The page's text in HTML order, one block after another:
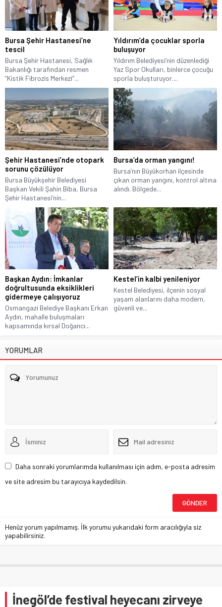
Bursa Şehir Hastanesi’ne
tescil
Bursa Şehir Hastanesi, Sağlık
Bakanlığı tarafından resmen
“Kistik Fibrozis Merkezi”...
Yıldırım’da çocuklar sporla
buluşuyor
Yıldırım Belediyesi’nin düzenlediği
Yaz Spor Okulları, binlerce çocuğu
sporla buluşturuyor....
Şehir Hastanesi’nde otopark
sorunu çözülüyor
Bursa Büyükşehir Belediyesi
Başkan Vekili Şahin Biba, Bursa
Şehir Hastanesi’nin...
Bursa’da orman yangını!
Bursa’nın Büyükorhan ilçesinde
çıkan orman yangını, kontrol altına
alındı. Bölgede...
Başkan Aydın: İmkanlar
doğrultusunda eksiklikleri
gidermeye çalışıyoruz
Osmangazi Belediye Başkanı Erkan
Aydın, mahalle buluşmaları
kapsamında kırsal Doğancı...
Kestel’in kalbi yenileniyor
Kestel Belediyesi, ilçenin sosyal
yaşam alanlarını daha modern,
güvenli ve...
YORUMLAR
Daha sonraki yorumlarımda kullanılması için adım, e-posta adresim
ve site adresim bu tarayıcıya kaydedilsin.
Henüz yorum yapılmamış. İlk yorumu yukarıdaki form aracılığıyla siz
yapabilirsiniz.
İnegöl’de festival heyecanı zirveye